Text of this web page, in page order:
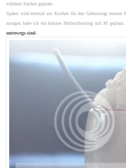
schönen Sachen geplant.
Später wird erstmal ein Kuchen für den Geburtstag meiner
morgen habe ich ein kleines Herbstshooting mit M
unterwegs sind-...